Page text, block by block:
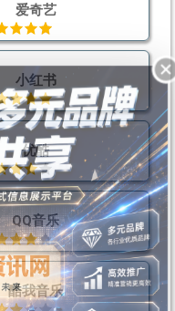
爱奇艺
小红书
优酷
QQ音乐
酷我音乐